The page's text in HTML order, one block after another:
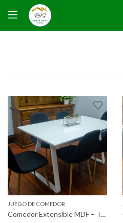
JUEGO DE COMEDOR
Comedor Extensible MDF – Tapizada